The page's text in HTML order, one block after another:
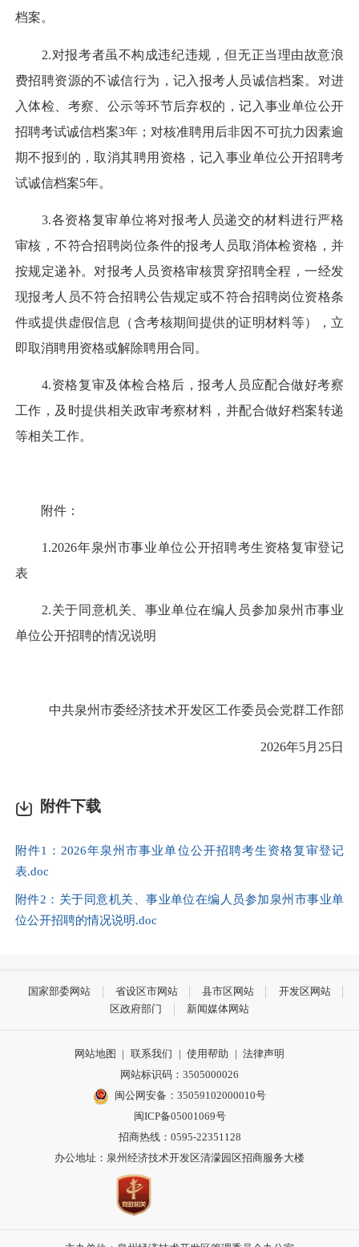
档案。
2.对报考者虽不构成违纪违规，但无正当理由故意浪
费招聘资源的不诚信行为，记入报考人员诚信档案。对进
入体检、考察、公示等环节后弃权的，记入事业单位公开
招聘考试诚信档案3年；对核准聘用后非因不可抗力因素逾
期不报到的，取消其聘用资格，记入事业单位公开招聘考
试诚信档案5年。
3.各资格复审单位将对报考人员递交的材料进行严格
审核，不符合招聘岗位条件的报考人员取消体检资格，并
按规定递补。对报考人员资格审核贯穿招聘全程，一经发
现报考人员不符合招聘公告规定或不符合招聘岗位资格条
件或提供虚假信息（含考核期间提供的证明材料等），立
即取消聘用资格或解除聘用合同。
4.资格复审及体检合格后，报考人员应配合做好考察
工作，及时提供相关政审考察材料，并配合做好档案转递
等相关工作。
附件：
1.2026年泉州市事业单位公开招聘考生资格复审登记
表
2.关于同意机关、事业单位在编人员参加泉州市事业
单位公开招聘的情况说明
中共泉州市委经济技术开发区工作委员会党群工作部
2026年5月25日
附件下载
附件1：2026年泉州市事业单位公开招聘考生资格复审登记
表.doc
附件2：关于同意机关、事业单位在编人员参加泉州市事业单
位公开招聘的情况说明.doc
国家部委网站 省设区市网站 县市区网站
开发区网站
区政府部门
新闻媒体网站
网站地图 | 联系我们 | 使用帮助 | 法律声明
网站标识码：3505000026
闽公网安备：35059102000010号
闽ICP备05001069号
招商热线：0595-22351128
办公地址：泉州经济技术开发区清濛园区招商服务大楼